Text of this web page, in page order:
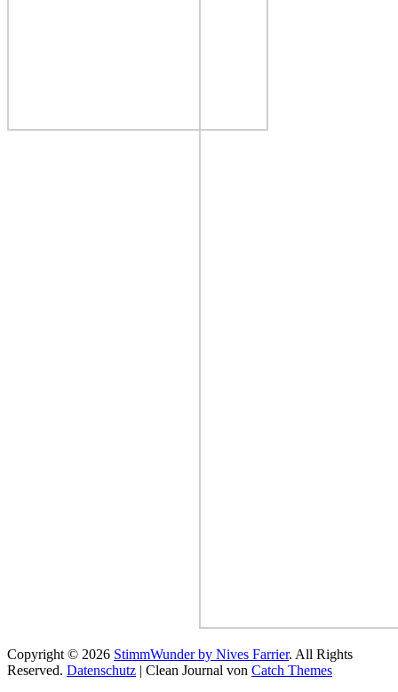
Copyright © 2026 StimmWunder by Nives Farrier. All Rights
Reserved. Datenschutz | Clean Journal von Catch Themes